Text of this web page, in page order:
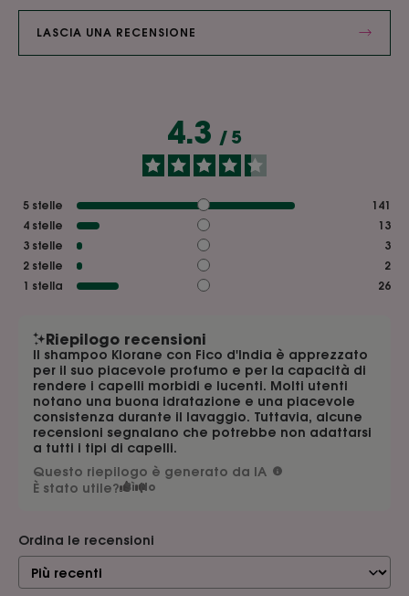
LASCIA UNA RECENSIONE
4.3 / 5
5 stelle
141
4 stelle
13
3 stelle
3
2 stelle
2
1 stella 26
Riepilogo recensioni
Il shampoo Klorane con Fico d'India è apprezzato
per il suo piacevole profumo e per la capacità di
rendere i capelli morbidi e lucenti. Molti utenti
notano una buona idratazione e una piacevole
consistenza durante il lavaggio. Tuttavia, alcune
recensioni segnalano che potrebbe non adattarsi
a tutti i tipi di capelli.
Questo riepilogo è generato da IA
È stato utile? Sì No
Ordina le recensioni